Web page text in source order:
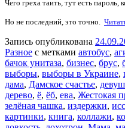
Чего греха таить, тут есть
Но не последний, это точно.
Запись опубликована
Разное с метками автобус,
бачок унитаза, бизнес, брус,
выборы, выборы в Украине,
дама, Дамское счастье,
дерево, ё, ёб, ева, Жестокая
зелёная чашка, издержки,
картинки, книга, коллажи,